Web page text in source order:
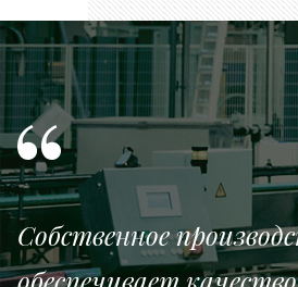
Собственное